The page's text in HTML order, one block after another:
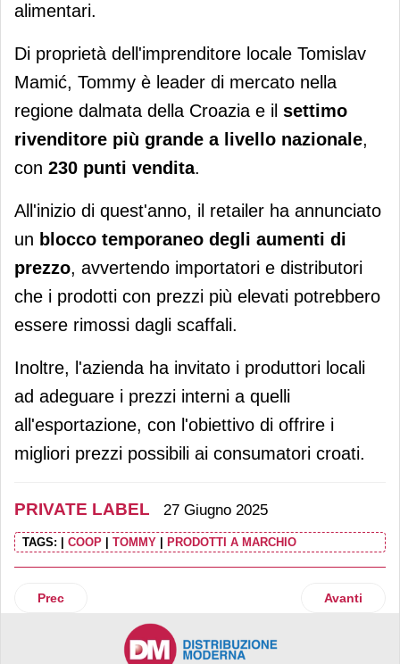
alimentari.
Di proprietà dell'imprenditore locale Tomislav
Mamić, Tommy è leader di mercato nella
regione dalmata della Croazia e il settimo
rivenditore più grande a livello nazionale,
con 230 punti vendita.
All'inizio di quest'anno, il retailer ha annunciato
un blocco temporaneo degli aumenti di
prezzo, avvertendo importatori e distributori
che i prodotti con prezzi più elevati potrebbero
essere rimossi dagli scaffali.
Inoltre, l'azienda ha invitato i produttori locali
ad adeguare i prezzi interni a quelli
all'esportazione, con l'obiettivo di offrire i
migliori prezzi possibili ai consumatori croati.
PRIVATE LABEL 27 Giugno 2025
TAGS: COOP TOMMY PRODOTTI A MARCHIO
Articolo precedente: Plma: il prossimo Summit avrà luogo
Prec Articolo
Avanti